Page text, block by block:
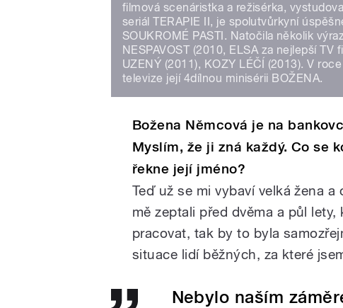
filmová scenáristka a režisérka,
seriál TERAPIE II, je spolutvůrkyní
SOUKROMÉ PASTI. Natočila několik
NESPAVOST (2010, ELSA za nejlepší TV
UZENÝ (2011), KOZY LÉČÍ (2013). V
televize její 4dílnou minisérii BOŽENA.
Božena Němcová je na
Myslím, že ji zná každý. Co se
řekne její jméno?
Teď už se mi vybaví velká žena
mě zeptali před dvěma a půl
pracovat, tak by to byla
situace lidí běžných, za které
Nebylo naším